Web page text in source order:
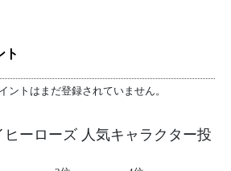
ト
ントはまだ登録されていません。
ーローズ 人気キャラクター投